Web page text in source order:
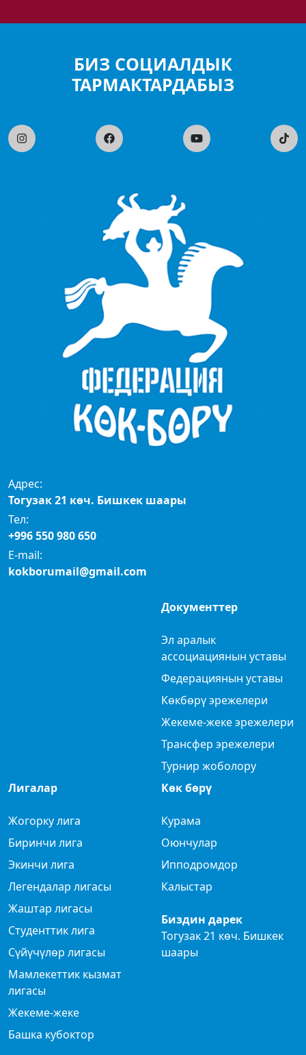
БИЗ СОЦИАЛДЫК
ТАРМАКТАРДАБЫЗ
Адрес:
Тогузак 21 көч. Бишкек шаары
Тел:
+996 550 980 650
E-mail:
kokborumail@gmail.com
Документтер
Эл аралык
ассоциациянын уставы
Федерациянын уставы
Көкбөрү эрежелери
Жекеме-жеке эрежелери
Трансфер эрежелери
Турнир жоболору
Лигалар
Жогорку лига
Биринчи лига
Экинчи лига
Легендалар лигасы
Жаштар лигасы
Студенттик лига
Сүйүчүлөр лигасы
Мамлекеттик кызмат
лигасы
Жекеме-жеке
Башка кубоктор
Көк бөрү
Курама
Оюнчулар
Ипподромдор
Калыстар
Биздин дарек
Тогузак 21 көч. Бишкек
шаары